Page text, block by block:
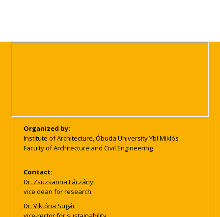
Organized by:
Institute of Architecture, Óbuda University Ybl Miklós
Faculty of Architecture and Civil Engineering
Contact:
Dr. Zsuzsanna Fáczányi
vice dean for research
Dr. Viktória Sugár